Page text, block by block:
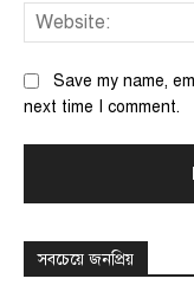
Save my name,
next time I comment.
সবচেয়ে জনপ্রিয়